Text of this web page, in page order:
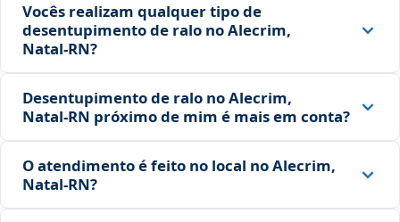
Vocês realizam qualquer tipo de
desentupimento de ralo no Alecrim,
Natal‑RN?
Desentupimento de ralo no Alecrim,
Natal‑RN próximo de mim é mais em conta?
O atendimento é feito no local no Alecrim,
Natal‑RN?